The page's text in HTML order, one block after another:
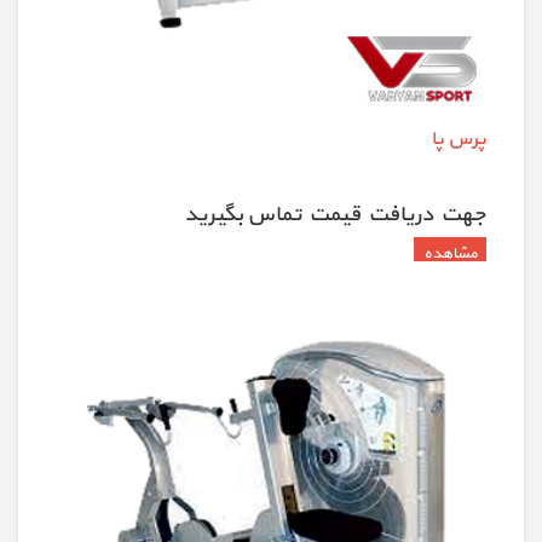
پرس پا
جهت دريافت قيمت تماس بگيريد